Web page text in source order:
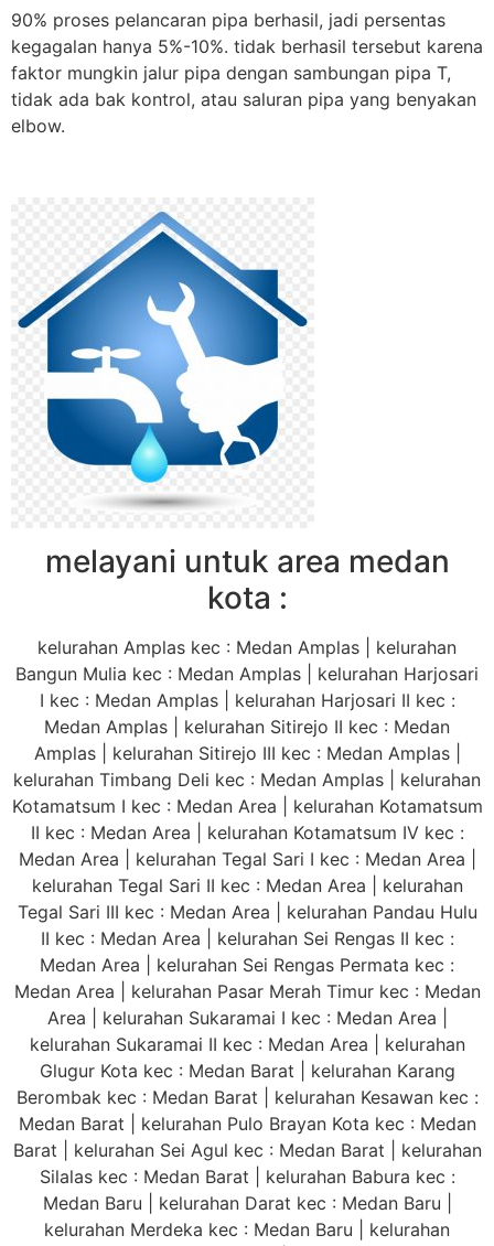
90% proses pelancaran pipa berhasil, jadi persentas
kegagalan hanya 5%-10%. tidak berhasil tersebut karena
faktor mungkin jalur pipa dengan sambungan pipa T,
tidak ada bak kontrol, atau saluran pipa yang benyakan
elbow.
melayani untuk area medan
kota :
kelurahan Amplas kec : Medan Amplas | kelurahan
Bangun Mulia kec : Medan Amplas | kelurahan Harjosari
I kec : Medan Amplas | kelurahan Harjosari II kec :
Medan Amplas | kelurahan Sitirejo II kec : Medan
Amplas | kelurahan Sitirejo III kec : Medan Amplas |
kelurahan Timbang Deli kec : Medan Amplas | kelurahan
Kotamatsum I kec : Medan Area | kelurahan Kotamatsum
II kec : Medan Area | kelurahan Kotamatsum IV kec :
Medan Area | kelurahan Tegal Sari I kec : Medan Area |
kelurahan Tegal Sari II kec : Medan Area | kelurahan
Tegal Sari III kec : Medan Area | kelurahan Pandau Hulu
II kec : Medan Area | kelurahan Sei Rengas II kec :
Medan Area | kelurahan Sei Rengas Permata kec :
Medan Area | kelurahan Pasar Merah Timur kec : Medan
Area | kelurahan Sukaramai I kec : Medan Area |
kelurahan Sukaramai II kec : Medan Area | kelurahan
Glugur Kota kec : Medan Barat | kelurahan Karang
Berombak kec : Medan Barat | kelurahan Kesawan kec :
Medan Barat | kelurahan Pulo Brayan Kota kec : Medan
Barat | kelurahan Sei Agul kec : Medan Barat | kelurahan
Silalas kec : Medan Barat | kelurahan Babura kec :
Medan Baru | kelurahan Darat kec : Medan Baru |
kelurahan Merdeka kec : Medan Baru | kelurahan